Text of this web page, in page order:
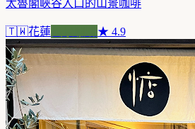
太魯閣峽谷入口的山景咖啡
🇹🇼花蓮 ★ 4.9